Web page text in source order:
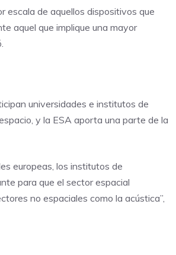
escala de aquellos dispositivos que
aquel que implique una mayor
universidades e institutos de
y la ESA aporta una parte de la
europeas, los institutos de
para que el sector espacial
no espaciales como la acústica”,